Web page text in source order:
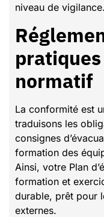
niveau de vigilance.
normatif
La conformité est
traduisons les
consignes
formation des
Ainsi, votre Plan
formation et
durable, prêt pour
externes.